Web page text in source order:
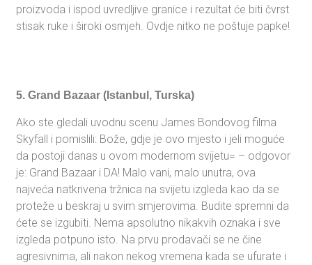
proizvoda i ispod uvredljive granice i rezultat će biti čvrst
stisak ruke i široki osmjeh. Ovdje nitko ne poštuje papke!
5. Grand Bazaar (Istanbul, Turska)
Ako ste gledali uvodnu scenu James Bondovog filma
Skyfall i pomislili: Bože, gdje je ovo mjesto i jeli moguće
da postoji danas u ovom modernom svijetu= – odgovor
je: Grand Bazaar i DA! Malo vani, malo unutra, ova
najveća natkrivena tržnica na svijetu izgleda kao da se
proteže u beskraj u svim smjerovima. Budite spremni da
ćete se izgubiti. Nema apsolutno nikakvih oznaka i sve
izgleda potpuno isto. Na prvu prodavači se ne čine
agresivnima, ali nakon nekog vremena kada se ufurate i